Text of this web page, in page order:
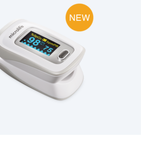
ПОСМОТРЕТЬ ИЗДЕЛИЕ